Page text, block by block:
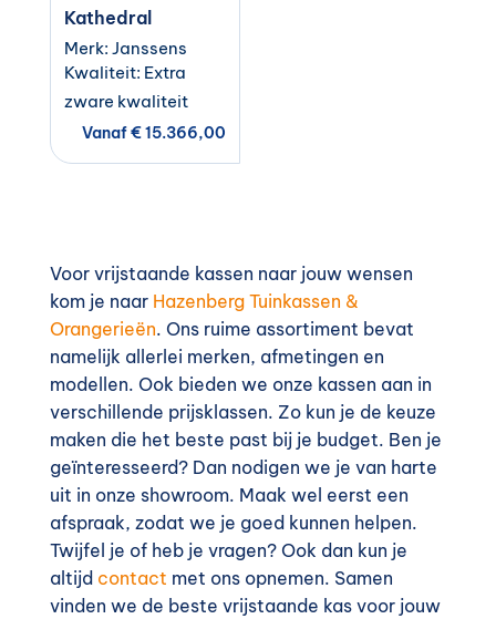
Kathedral
Merk: Janssens
Kwaliteit: Extra
zware kwaliteit
Vanaf€15.366,00
Voor vrijstaande kassen naar jouw wensen
kom je naar Hazenberg Tuinkassen &
Orangerieën. Ons ruime assortiment bevat
namelijk allerlei merken, afmetingen en
modellen. Ook bieden we onze kassen aan in
verschillende prijsklassen. Zo kun je de keuze
maken die het beste past bij je budget. Ben je
geïnteresseerd? Dan nodigen we je van harte
uit in onze showroom. Maak wel eerst een
afspraak, zodat we je goed kunnen helpen.
Twijfel je of heb je vragen? Ook dan kun je
altijd contact met ons opnemen. Samen
vinden we de beste vrijstaande kas voor jouw